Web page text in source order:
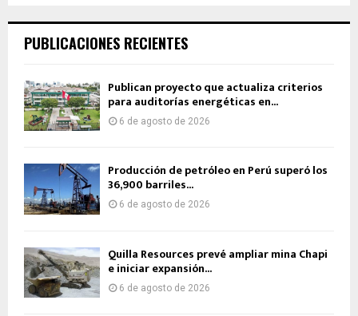
PUBLICACIONES RECIENTES
Publican proyecto que actualiza criterios
para auditorías energéticas en...
6 de agosto de 2026
Producción de petróleo en Perú superó los
36,900 barriles...
6 de agosto de 2026
Quilla Resources prevé ampliar mina Chapi
e iniciar expansión...
6 de agosto de 2026